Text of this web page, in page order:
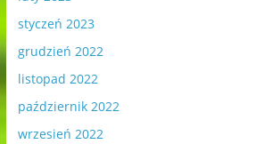
styczeń 2023
grudzień 2022
listopad 2022
październik 2022
wrzesień 2022